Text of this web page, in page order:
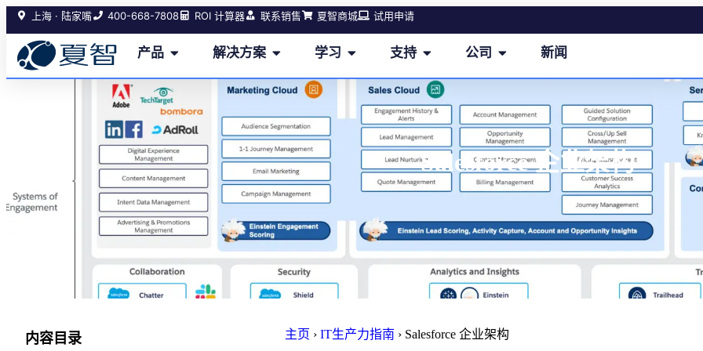
上海 · 陆家嘴 400-668-7808 ROI 计算器 联系销售 夏智商城 试用申请
产品 解决方案 学习 支持 公司 新闻
Salesforce 企业架构
内容目录 主页 › IT生产力指南 ›Salesforce 企业架构